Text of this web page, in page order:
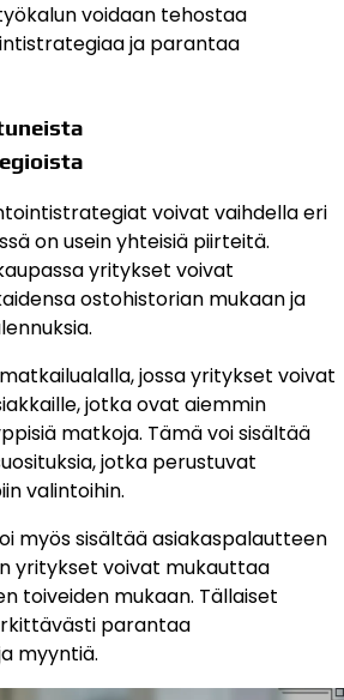
voidaan tehostaa
ja parantaa
voivat vaihdella eri
on usein yhteisiä piirteitä.
yritykset voivat
ostohistorian mukaan ja
jossa yritykset voivat
jotka ovat aiemmin
matkoja. Tämä voi sisältää
jotka perustuvat
valintoihin.
myös sisältää asiakaspalautteen
yritykset voivat mukauttaa
toiveiden mukaan. Tällaiset
parantaa
myyntiä.